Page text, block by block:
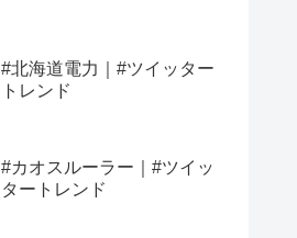
#北海道電力｜#ツイッター
トレンド
#カオスルーラー｜#ツイッ
タートレンド